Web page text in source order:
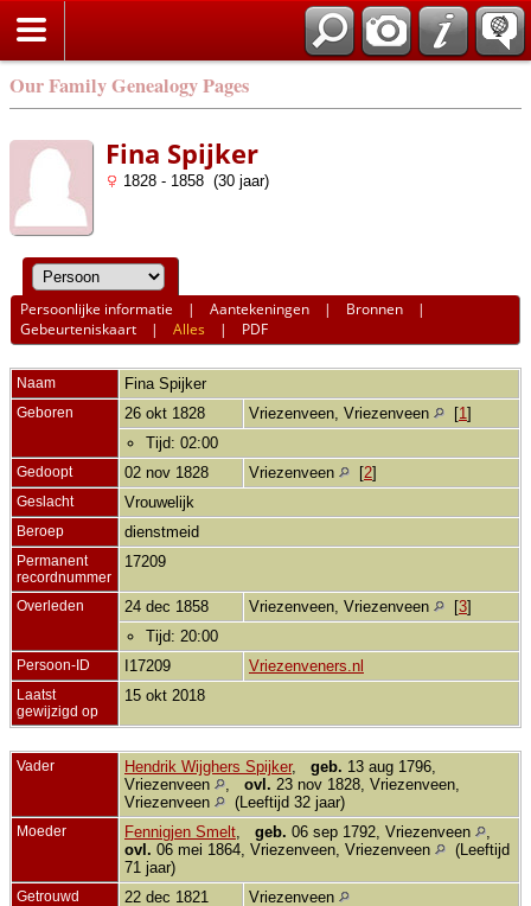
Our Family Genealogy Pages
Fina Spijker
1828 - 1858 (30 jaar)
Persoonlijke informatie |Aantekeningen | Bronnen |
Gebeurteniskaart |Alles | PDF
Naam Fina Spijker
Geboren 26 okt 1828 Vriezenveen, Vriezenveen [1 ]
Tijd: 02:00
Gedoopt 02 nov 1828 Vriezenveen [2]
Geslacht Vrouwelijk
Beroep dienstmeid
Permanent
recordnummer
17209
Overleden 24 dec 1858 Vriezenveen, Vriezenveen [3]
Tijd: 20:00
Persoon-ID I17209 Vriezenveners.nl
Laatst
gewijzigd op
15 okt 2018
Vader Hendrik Wijghers Spijker, geb. 13 aug 1796,
Vriezenveen
ovl. 23 nov 1828, Vriezenveen,
Vriezenveen
(Leeftijd 32 jaar)
Moeder Fennigjen Smelt geb. 06 sep 1792, Vriezenveen
ovl. 06 mei 1864, Vriezenveen, Vriezenveen
(Leeftijd
71 jaar)
Getrouwd 22 dec 1821 Vriezenveen